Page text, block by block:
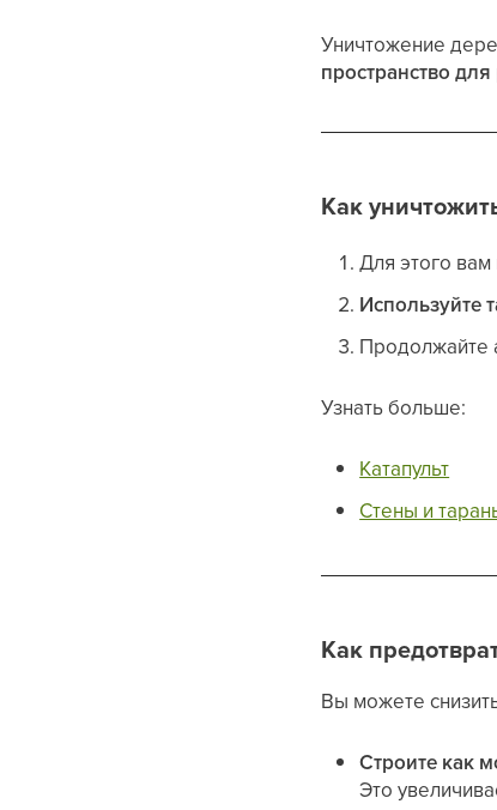
Уничтожение
пространство
Как
Для этого
Используйте
Продолжайте
Узнать больше:
Катапульт
Стены и
Как
Вы можете
Строите как
Это